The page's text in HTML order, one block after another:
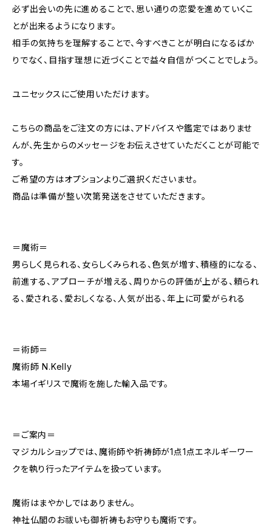
必ず出会いの先に進めることで、思い通りの恋愛を進めていくこ
とが出来るようになります。
相手の気持ちを理解することで、今すべきことが明白になるばか
りでなく、目指す理想に近づくことで益々自信がつくことでしょう。
ユニセックスにご使用いただけます。
こちらの商品をご注文の方には、アドバイスや鑑定ではありませ
んが、先生からのメッセージをお伝えさせていただくことが可能で
す。
ご希望の方はオプションよりご選択くださいませ。
商品は準備が整い次第発送をさせていただきます。
＝魔術＝
男らしく見られる、女らしくみられる、色気が増す、積極的になる、
前進する、アプローチが増える、周りからの評価が上がる、頼られ
る、愛される、愛おしくなる、人気が出る、年上に可愛がられる
＝術師＝
魔術師 N.Kelly
本場イギリスで魔術を施した輸入品です。
＝ご案内＝
マジカルショップでは、魔術師や祈祷師が1点1点エネルギーワー
クを執り行ったアイテムを扱っています。
魔術はまやかしではありません。
神社仏閣のお祓いも御祈祷もお守りも魔術です。